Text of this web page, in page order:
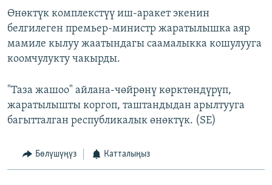
Өнөктүк комплекстүү иш-аракет экенин
белгилеген премьер-министр жаратылышка аяр
мамиле кылуу жаатындагы саамалыкка кошулууга
коомчулукту чакырды.
"Таза жашоо" айлана-чөйрөнү көрктөндүрүп,
жаратылышты коргоп, таштандыдан арылтууга
багытталган республикалык өнөктүк. (SE)
Бөлүшүңүз Катталыңыз